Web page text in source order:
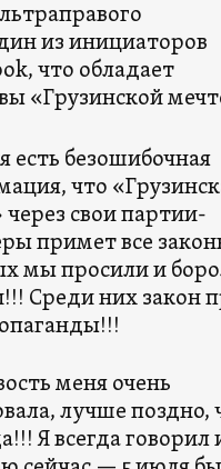
из инициаторов
что обладает
«Грузинской
есть безошибочная
что
свои партии-
примет все
мы просили и
Среди них закон
меня очень
лучше поздно,
Я всегда говорил